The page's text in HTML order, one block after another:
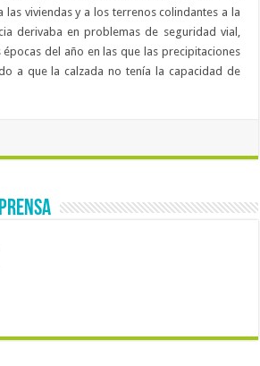
las viviendas y a los terrenos colindantes a la
derivaba en problemas de seguridad vial,
del año en las que las precipitaciones
a que la calzada no tenía la capacidad de